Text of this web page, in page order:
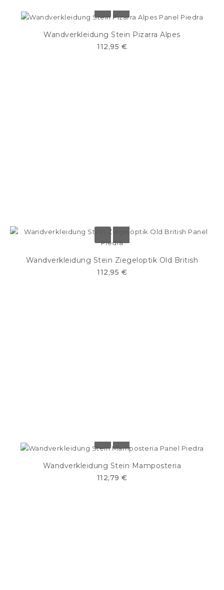
Wandverkleidung Stein Pizarra Alpes
112,95 €
Wandverkleidung Stein Ziegeloptik Old British
112,95 €
Wandverkleidung Stein Mamposteria
112,79 €